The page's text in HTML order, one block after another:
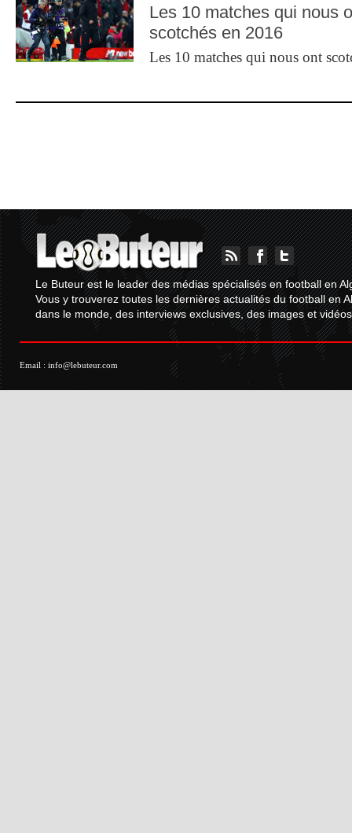
Les 10 matches qui nous
scotchés en 2016
Les 10 matches qui nous ont
Le Buteur est le leader des médias spécialisés en football en
Vous y trouverez toutes les dernières actualités du football en
dans le monde, des interviews exclusives, des images et
Email : info@lebuteur.com